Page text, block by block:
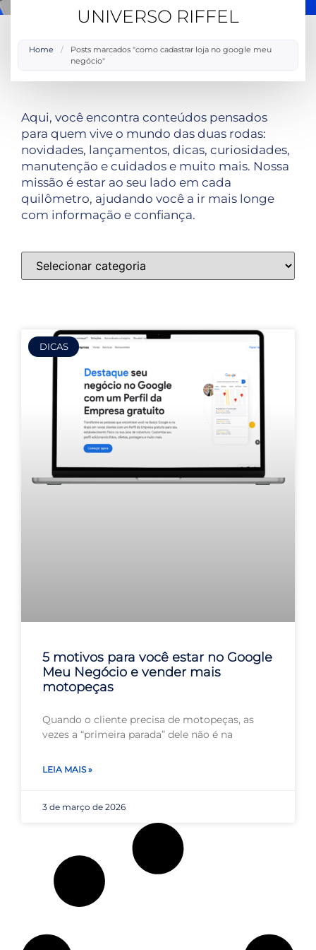
UNIVERSO RIFFEL
Home /
Posts marcados "como cadastrar loja no google meu
negócio"
Aqui, você encontra conteúdos pensados
para quem vive o mundo das duas rodas:
novidades, lançamentos, dicas, curiosidades,
manutenção e cuidados e muito mais. Nossa
missão é estar ao seu lado em cada
quilômetro, ajudando você a ir mais longe
com informação e confiança.
DICAS
5 motivos para você estar no Google
Meu Negócio e vender mais
motopeças
Quando o cliente precisa de motopeças, as
vezes a “primeira parada” dele não é na
LEIA MAIS »
3 de março de 2026